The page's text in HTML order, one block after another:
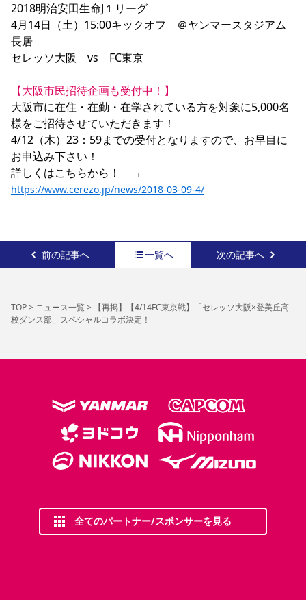
2018明治安田生命J１リーグ
4月14日（土）15:00キックオフ　＠ヤンマースタジアム
長居
セレッソ大阪　vs　FC東京
【大阪市民招待企画も受付中！】
大阪市に在住・在勤・在学されている方を対象に5,000名
様をご招待させていただきます！
4/12（木）23：59までの受付となりますので、お早目に
お申込み下さい！
詳しくはこちらから！　→
https://www.cerezo.jp/news/2018-03-09-4/
前の記事へ 一覧へ 次の記事へ
TOP> ニュース一覧>
【再掲】【4/14FC東京戦】「セレッソ大阪×登美丘高
校ダンス部」スペシャルコラボ決定！
全てのパートナー/スポンサーを見る